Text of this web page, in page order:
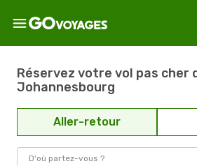
Réservez votre vol pas cher
Johannesbourg
Aller-retour
D'où partez-vous ?